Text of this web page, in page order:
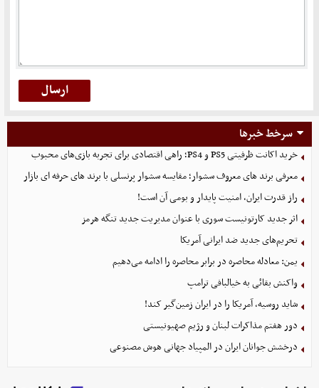
سرخط خبرها
خرید اکانت ظرفیتی PS5 و PS4؛ راهی اقتصادی برای تجربه بازی‌های محبوب
معرفی برند های معروف سشوار؛ مقایسه سشوار پرنسلی با برند های حرفه ای بازار
راز قدرت ایران، امنیت پایدار و بومی آن است!
اثر جدید کارتونیست سوری با عنوان مدیریت جدید تنگه هرمز
تحریم‌های جدید ضد ایرانی آمریکا
یمن: معادله محاصره در برابر محاصره را ادامه می‌دهیم
واکنش بقائی به خیالبافی ترامپ
شاید روسیه، آمریکا را در ایران زمین‌گیر کند!
دور هفتم مذاکرات لبنان و رژیم صهیونیستی
درخشش جوانان ایران در المپیاد جهانی هوش مصنوعی